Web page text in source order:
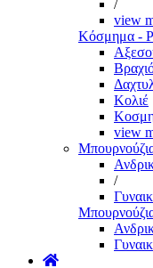
/
view
Κόσμημα -
Κολιέ
view
/